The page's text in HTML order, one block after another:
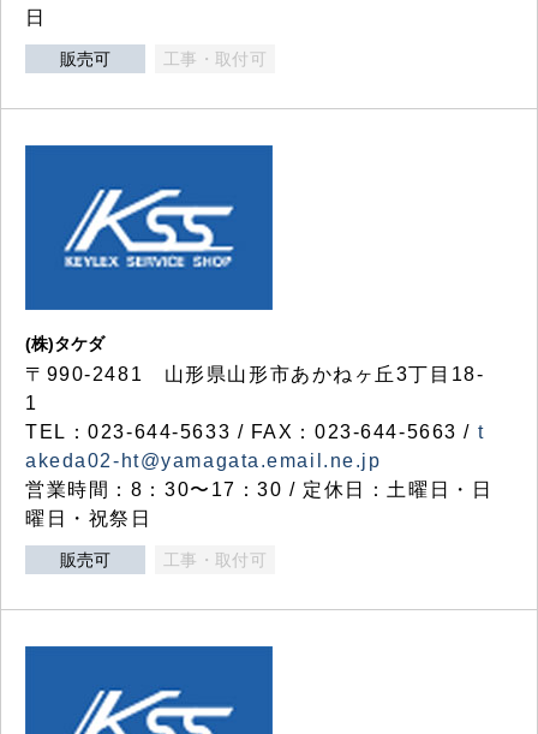
日
販売可 工事・取付可
(株)タケダ
〒990-2481 山形県山形市あかねヶ丘3丁目18-
1
TEL：023-644-5633 / FAX：023-644-5663 / t
akeda02-ht@yamagata.email.ne.jp
営業時間：8：30〜17：30 / 定休日：土曜日・日
曜日・祝祭日
販売可 工事・取付可